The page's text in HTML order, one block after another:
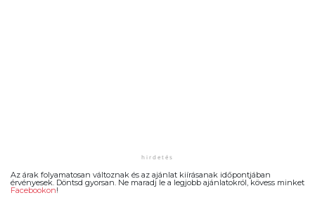
Az árak folyamatosan változnak és az ajánlat kiírásanak időpontjában
érvényesek. Döntsd gyorsan. Ne maradj le a legjobb ajánlatokról, kövess minket
Facebookon!